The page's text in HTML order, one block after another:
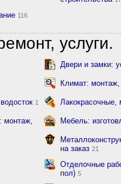
116
услуги.
Двери и замки:
Климат:
1
монтаж,
Мебель:
на заказ 21
Отделочные
пол) 5